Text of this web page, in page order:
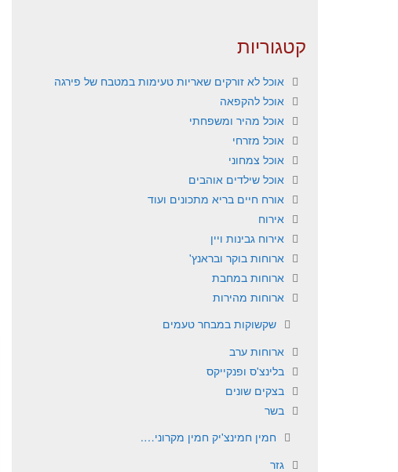
קטגוריות
אוכל לא זורקים שאריות טעימות במטבח של פירגה
אוכל להקפאה
אוכל מהיר ומשפחתי
אוכל מזרחי
אוכל צמחוני
אוכל שילדים אוהבים
אורח חיים בריא מתכונים ועוד
אירוח
אירוח גבינות ויין
ארוחות בוקר ובראנץ'
ארוחות במחבת
ארוחות מהירות
שקשוקות במבחר טעמים
ארוחות ערב
בלינצ'ס ופנקייקס
בצקים שונים
בשר
חמין חמינצ'יק חמין מקרוני….
גזר